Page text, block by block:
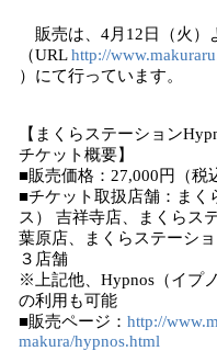
販売は、4月12日（火）
（URLhttp://
）にて行っています。
【まくらステーション
チケット概要】
■販売価格：27,000円（税
■チケット取扱店舗：まく
ス） 吉祥寺店、まくらス
葉原店、まくらステーシ
３店舗
※上記他、Hypnos（イプ
の利用も可能
■販売ページ： http://
makura/hypnos.html